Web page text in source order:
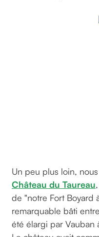
Un peu plus loin,
Château du Taureau
de "notre Fort Boyard
remarquable bâti
été élargi par Vauban